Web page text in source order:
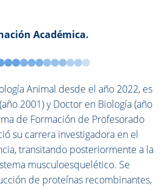
Académica.
Animal desde el año 2022, es
2001) y Doctor en Biología (año
de Formación de Profesorado
su carrera investigadora en el
transitando posteriormente a la
musculoesquelético. Se
de proteínas recombinantes,